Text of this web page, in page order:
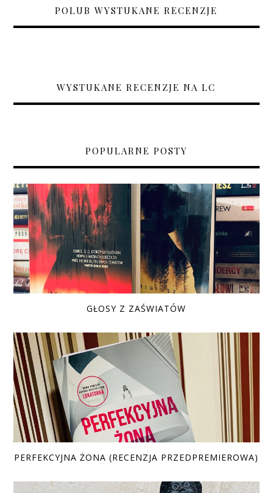
POLUB WYSTUKANE RECENZJE
WYSTUKANE RECENZJE NA LC
POPULARNE POSTY
GŁOSY Z ZAŚWIATÓW
PERFEKCYJNA ŻONA (RECENZJA PRZEDPREMIEROWA)